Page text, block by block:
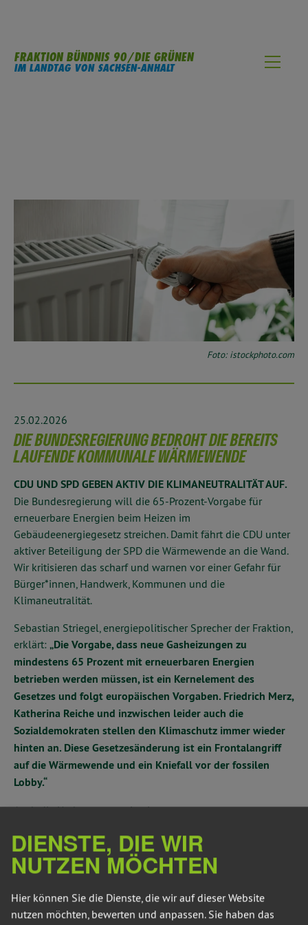
FRAKTION BÜNDNIS 90/DIE GRÜNEN
IM LANDTAG VON SACHSEN-ANHALT
Foto: istockphoto.com
25.02.2026
DIE BUNDESREGIERUNG BEDROHT DIE BEREITS
LAUFENDE KOMMUNALE WÄRMEWENDE
CDU UND SPD GEBEN AKTIV DIE KLIMANEUTRALITÄT AUF.
Die Bundesregierung will die 65-Prozent-Vorgabe für
erneuerbare Energien beim Heizen im
Gebäudeenergiegesetz streichen. Damit fährt die CDU unter
aktiver Beteiligung der SPD die Wärmewende an die Wand.
Wir kritisieren das scharf und warnen vor einer Gefahr für
Bürger*innen, Handwerk, Kommunen und die
Klimaneutralität.
Sebastian Striegel, energiepolitischer Sprecher der Fraktion,
erklärt: „Die Vorgabe, dass neue Gasheizungen zu
mindestens 65 Prozent mit erneuerbaren Energien
betrieben werden müssen, ist ein Kernelement des
Gesetzes und folgt europäischen Vorgaben. Friedrich Merz,
Katherina Reiche und inzwischen leider auch die
Sozialdemokraten stellen den Klimaschutz immer wieder
hinten an. Diese Gesetzesänderung ist ein Frontalangriff
auf die Wärmewende und ein Kniefall vor der fossilen
Lobby.“
Auch die Umbenennung in ein
Rückschritt. Striegel sagt:
„Modern ist hier nichts. Die
Bundesregierung verspielt unsere Spitzenstellung beim
Ausbau der erneuerbaren Energien. Und sie behindert
aktiv die laufende Wärmewende. Andere Länder zeigen,
wie es geht. Diese Entscheidung ist weder ökonomisch
DIENSTE, DIE WIR
NUTZEN MÖCHTEN
Hier können Sie die Dienste, die wir auf dieser Website
nutzen möchten, bewerten und anpassen. Sie haben das